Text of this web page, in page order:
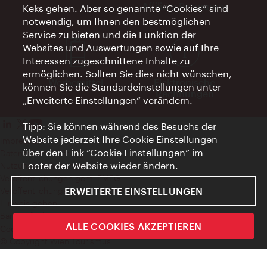
Affiliate Programm
Werbemittel
Elektronische
Rechnungen
Impressum
Datenschutzerklärung
Nutzungsbedingungen
Veröffentlichungen gem. EMFG
Veröffentlichungen gem. MedKF‑TG
Hinweis geben
Barrierefreiheit
Cookie Einstellungen
© Copyright Wien Tourismus
Keks gehen. Aber so genannte “Cookies” sind
notwendig, um Ihnen den bestmöglichen
Service zu bieten und die Funktion der
Websites und Auswertungen sowie auf Ihre
Interessen zugeschnittene Inhalte zu
ermöglichen. Sollten Sie dies nicht wünschen,
können Sie die Standardeinstellungen unter
„Erweiterte Einstellungen“ verändern.
Tipp: Sie können während des Besuchs der
Website jederzeit Ihre Cookie Einstellungen
über den Link “Cookie Einstellungen” im
Footer der Website wieder ändern.
ERWEITERTE EINSTELLUNGEN
ALLE COOKIES AKZEPTIEREN